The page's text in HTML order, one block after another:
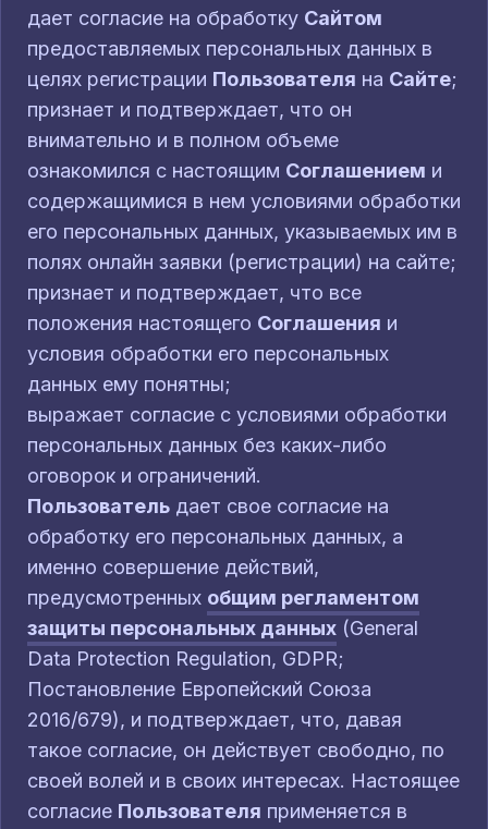
дает согласие на обработку Сайтом
предоставляемых персональных данных в
целях регистрации Пользователя на Сайте;
признает и подтверждает, что он
внимательно и в полном объеме
ознакомился с настоящим Соглашением и
содержащимися в нем условиями обработки
его персональных данных, указываемых им в
полях онлайн заявки (регистрации) на сайте;
признает и подтверждает, что все
положения настоящего Соглашения и
условия обработки его персональных
данных ему понятны;
выражает согласие с условиями обработки
персональных данных без каких-либо
оговорок и ограничений.
Пользователь дает свое согласие на
обработку его персональных данных, а
именно совершение действий,
предусмотренных общим регламентом
защиты персональных данных (General
Data Protection Regulation, GDPR;
Постановление Европейский Союза
2016/679), и подтверждает, что, давая
такое согласие, он действует свободно, по
своей волей и в своих интересах. Настоящее
согласие Пользователя применяется в